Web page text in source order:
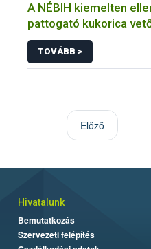
A NÉBIH kiemelten
pattogató kukorica
TOVÁBB >
Előző
Hivatalunk
Bemutatkozás
Szervezeti felépítés